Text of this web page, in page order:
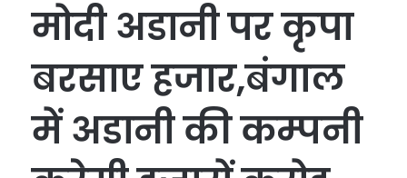
मोदी अडानी पर कृपा
बरसाए हजार,बंगाल
में अडानी की कम्पनी